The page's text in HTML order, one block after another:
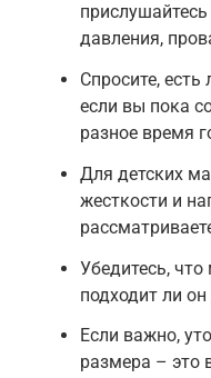
давления,
Спросите,
если вы пока
разное время
Для детских
жесткости и
Убедитесь,
подходит ли
Если важно,
размера – это